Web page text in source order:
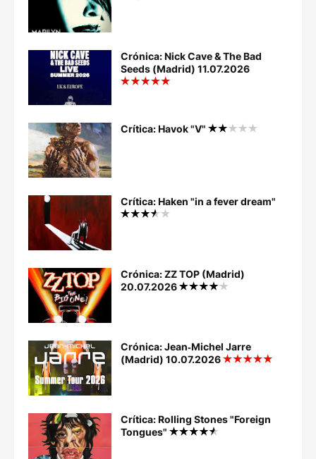
Crónica: Nick Cave & The Bad
Seeds (Madrid) 11.07.2026
Crítica: Havok "V"
Crítica: Haken "in a fever dream"
Crónica: ZZ TOP (Madrid)
20.07.2026
Crónica: Jean‐Michel Jarre
(Madrid) 10.07.2026
Crítica: Rolling Stones "Foreign
Tongues"